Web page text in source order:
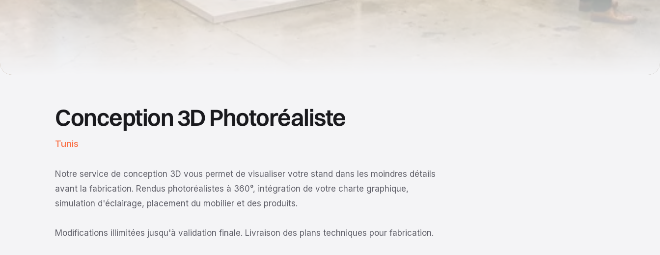
Conception 3D Photoréaliste
Tunis
Notre service de conception 3D vous permet de visualiser votre stand dans les moindres détails
avant la fabrication. Rendus photoréalistes à 360°, intégration de votre charte graphique,
simulation d'éclairage, placement du mobilier et des produits.
Modifications illimitées jusqu'à validation finale. Livraison des plans techniques pour fabrication.